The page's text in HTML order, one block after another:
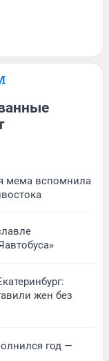
мема вспомнила
жен без
год —